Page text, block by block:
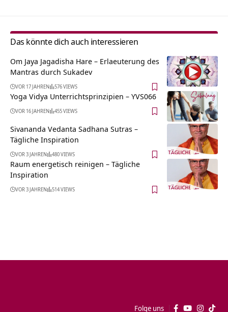
Das könnte dich auch interessieren
Om Jaya Jagadisha Hare – Erlaeuterung des
Mantras durch Sukadev
VOR 17 JAHREN 576 VIEWS
Yoga Vidya Unterrichtsprinzipien – YVS066
VOR 16 JAHREN 455 VIEWS
Sivananda Vedanta Sadhana Sutras –
Tägliche Inspiration
VOR 3 JAHREN 480 VIEWS
Raum energetisch reinigen – Tägliche
Inspiration
VOR 3 JAHREN 514 VIEWS
Folge uns